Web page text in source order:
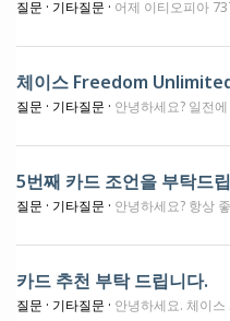
질문 · 기타질문 · 어제 이티오피아 737 맥스 추락사고와 전에 있었던 라이언에어 사고때문에 소프트웨어의결함 즉 Anti stall 센서가 문제가아닌가하는 기사들을 다들 보셨을겁니다. 전 플릿을 737로 무장한
체이스 Freedom
질문 · 기타질문 · 안녕하세요? 일전에 체이스 UR 사이트 관련 문의 드렸다가 고민을 해결했습니다! 감사드립니다 ^^ 오늘 한 가지 더 질문이 있는데요. 한참 찾아도 정확한 답변을 못 찾겠네요. 와이프가 미국에서 제일 먼저 오픈한 카드가 체이스 freedom unlimited이고, 두번째
5번째 카드 조언을 부탁드
질문 · 기타질문 · 안녕하세요? 항상 좋은 글들 잘 읽고 있습니다. 감사합니다. 다음 카드를 어떤 것으로 만들면 좋을지 조언을 구하려 글을 올립니다. 저는 현재: - Bank of America Cash Rewards (2017년 8월) - Chase Freedom Unlimited (2018년 3월) - Chase Sapphire Preferred (2019년 1월) - American Express Gold (2019년 2월) 이렇게 카드를 4장 가지고
카드 추천 부탁 드립니다.
질문 · 기타질문 · 안녕하세요. 체이스 사파이어 프리퍼드 스팬딩을 거의 다 채워서 이제 크레딧 카드를 하나 더 만들고 싶어서 매일 틈날때마다 검색해서 보는데... 종류가 많다보니 볼 때마다 솔직히 너무 헷갈리네요. (특히 호텔카드는 아직 이해가... 카드마다 항공권으로 몇대몇 비율로 옮겨지고, 어디로 트랜스퍼되고, 이런 게 너무 헷갈려요) 그래서 제 상황을 설명드리고 추천해 주시는 것 위주로 알아보고 발급을 받을까 해서 글을 올